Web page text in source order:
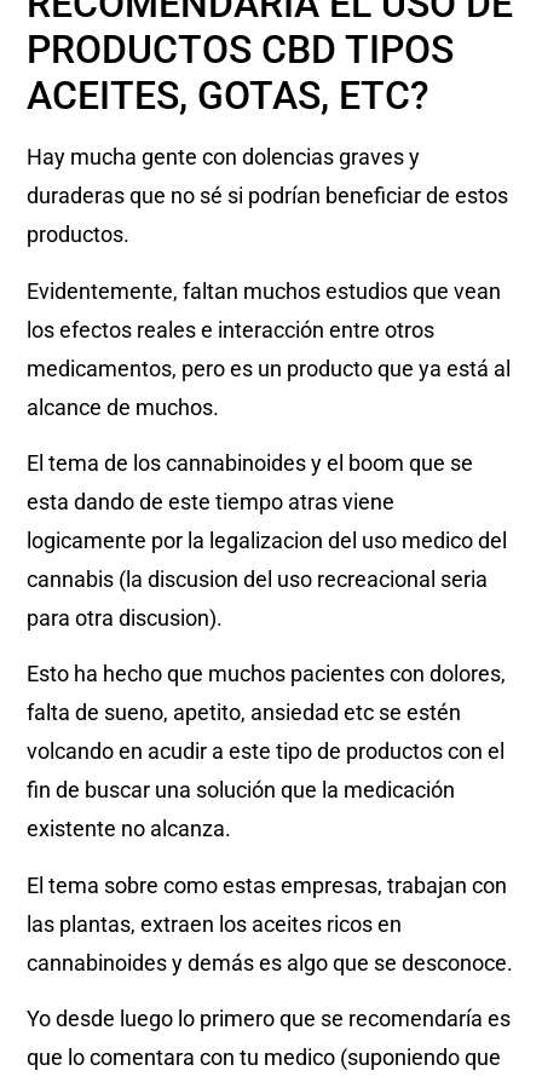
PRODUCTOS CBD TIPOS
ACEITES, GOTAS, ETC?
Hay mucha gente con dolencias graves y
duraderas que no sé si podrían beneficiar de estos
productos.
Evidentemente, faltan muchos estudios que vean
los efectos reales e interacción entre otros
medicamentos, pero es un producto que ya está al
alcance de muchos.
El tema de los cannabinoides y el boom que se
esta dando de este tiempo atras viene
logicamente por la legalizacion del uso medico del
cannabis (la discusion del uso recreacional seria
para otra discusion).
Esto ha hecho que muchos pacientes con dolores,
falta de sueno, apetito, ansiedad etc se estén
volcando en acudir a este tipo de productos con el
fin de buscar una solución que la medicación
existente no alcanza.
El tema sobre como estas empresas, trabajan con
las plantas, extraen los aceites ricos en
cannabinoides y demás es algo que se desconoce.
Yo desde luego lo primero que se recomendaría es
que lo comentara con tu medico (suponiendo que